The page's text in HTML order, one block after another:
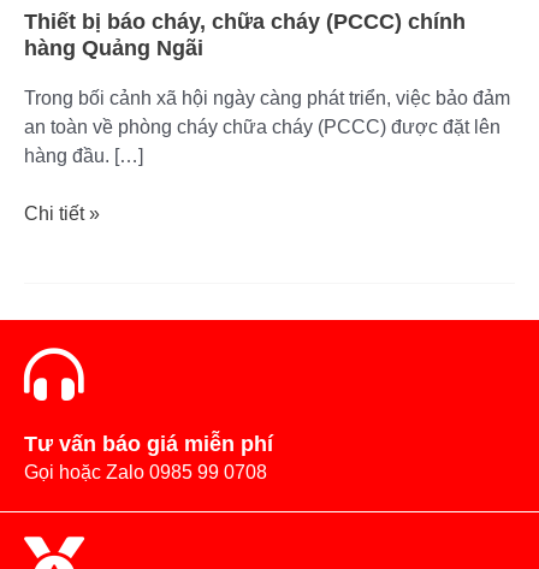
Thiết bị báo cháy, chữa cháy (PCCC) chính
hàng Quảng Ngãi
Trong bối cảnh xã hội ngày càng phát triển, việc bảo đảm
an toàn về phòng cháy chữa cháy (PCCC) được đặt lên
hàng đầu. […]
Ngãi
Chi tiết »
Tư vấn báo giá miễn phí
Gọi hoặc Zalo 0985 99 0708